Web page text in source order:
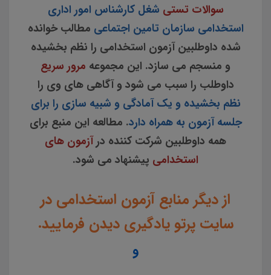
سوالات تستی شغل کارشناس امور اداری
استخدامی سازمان تامین اجتماعی مطالب خوانده
شده داوطلبین آزمون استخدامی را نظم بخشیده
و منسجم می سازد. این مجموعه مرور سریع
داوطلب را سبب می شود و آگاهی های وی را
نظم بخشیده و یک آمادگی و شبیه سازی را برای
جلسه آزمون به همراه دارد. مطالعه این منبع برای
همه داوطلبین شرکت کننده درآزمون های
استخدامی پیشنهاد می شود.
از دیگر منابع آزمون استخدامی در
سایت پرتو یادگیری دیدن فرمایید.
و